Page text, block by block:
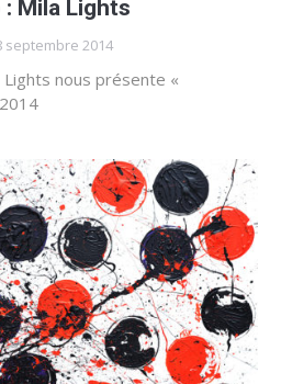
Mila Lights
septembre 2014
nous présente «